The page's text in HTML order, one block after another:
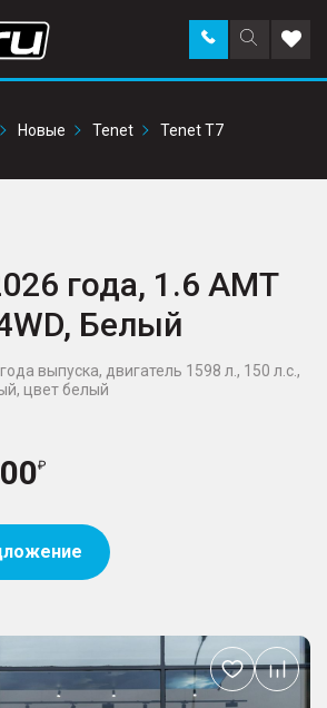
Поиск
по
Заказать
звонок в
Новые Tenet Tenet T7
года, 1.6 AMT
Белый
выпуска, двигатель 1598 л., 150 л.с.,
цвет белый
Добавить
в